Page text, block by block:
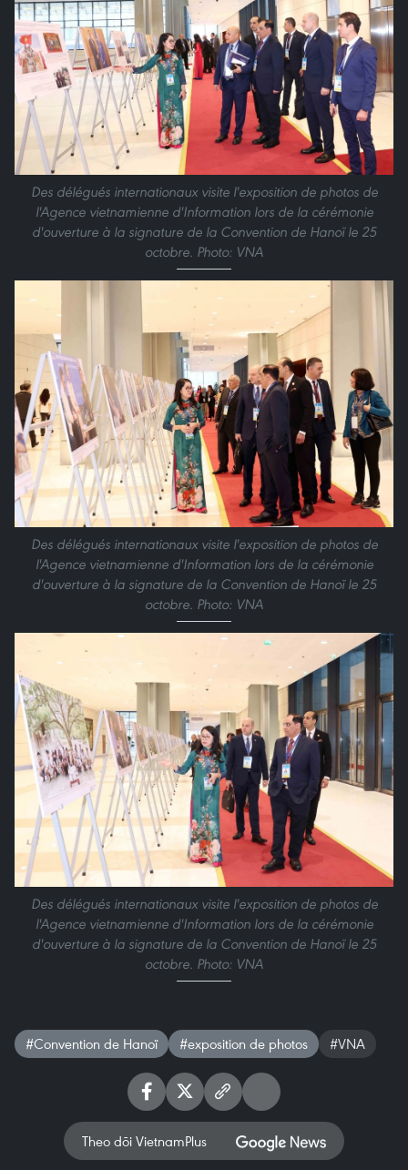
Des délégués internationaux visite l'exposition de photos de
l'Agence vietnamienne d'Information lors de la cérémonie
d'ouverture à la signature de la Convention de Hanoï le 25
octobre. Photo: VNA
Des délégués internationaux visite l'exposition de photos de
l'Agence vietnamienne d'Information lors de la cérémonie
d'ouverture à la signature de la Convention de Hanoï le 25
octobre. Photo: VNA
Des délégués internationaux visite l'exposition de photos de
l'Agence vietnamienne d'Information lors de la cérémonie
d'ouverture à la signature de la Convention de Hanoï le 25
octobre. Photo: VNA
#Convention de Hanoï #exposition de photos #VNA
Theo dõi VietnamPlus